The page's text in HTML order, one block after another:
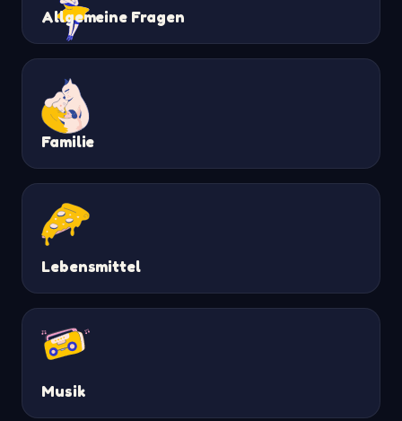
Allgemeine Fragen
Familie
Lebensmittel
Musik